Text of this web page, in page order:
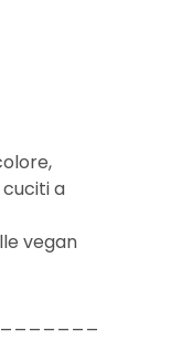
cuciti a
vegan